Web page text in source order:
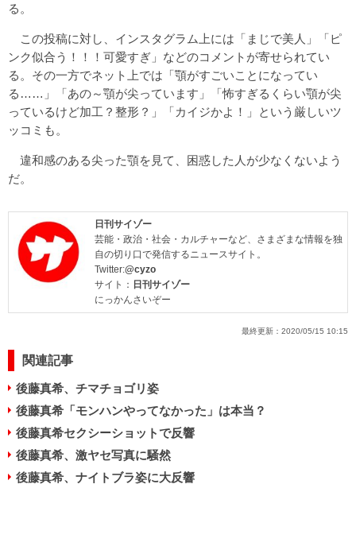
る。
この投稿に対し、インスタグラム上には「まじで美人」「ピ
ンク似合う！！！可愛すぎ」などのコメントが寄せられてい
る。その一方でネット上では「顎がすごいことになってい
る……」「あの～顎が尖っています」「怖すぎるくらい顎が尖
っているけど加工？整形？」「カイジかよ！」という厳しいツ
ッコミも。
違和感のある尖った顎を見て、困惑した人が少なくないよう
だ。
日刊サイゾー
芸能・政治・社会・カルチャーなど、さまざまな情報を独
自の切り口で発信するニュースサイト。
Twitter:@cyzo
サイト： 日刊サイゾー
にっかんさいぞー
最終更新： 2020/05/15 10:15
関連記事
後藤真希、チマチョゴリ姿
後藤真希「モンハンやってなかった」は本当？
後藤真希セクシーショットで反響
後藤真希、激ヤセ写真に騒然
後藤真希、ナイトブラ姿に大反響